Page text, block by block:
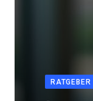
RATGEBER